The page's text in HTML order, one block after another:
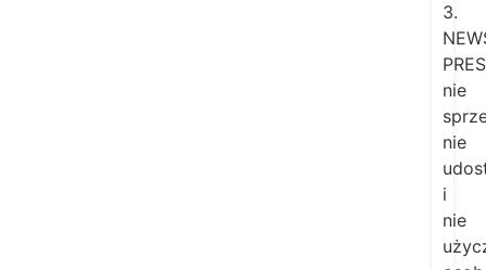
3.
nie
nie
i
nie